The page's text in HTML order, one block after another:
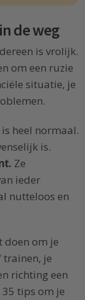
de weg
is vrolijk.
om een ruzie
situatie, je
heel normaal.
is.
Ze
ieder
nutteloos en
doen om je
trainen, je
richting een
tips om je